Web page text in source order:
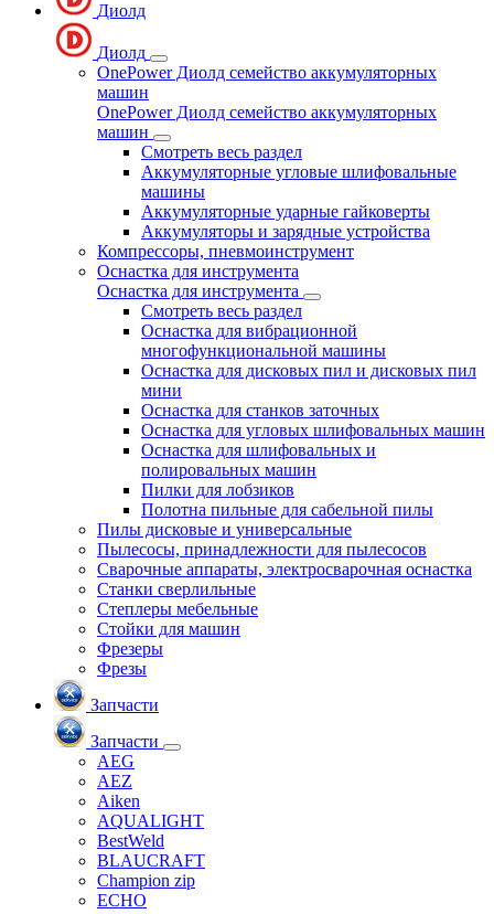
Диолд
Диолд
OnePower Диолд семейство аккумуляторных
машин
OnePower Диолд семейство аккумуляторных
машин
Смотреть весь раздел
Аккумуляторные угловые шлифовальные
машины
Аккумуляторные ударные гайковерты
Аккумуляторы и зарядные устройства
Компрессоры, пневмоинструмент
Оснастка для инструмента
Оснастка для инструмента
Смотреть весь раздел
Оснастка для вибрационной
многофункциональной машины
Оснастка для дисковых пил и дисковых пил
мини
Оснастка для станков заточных
Оснастка для угловых шлифовальных машин
Оснастка для шлифовальных и
полировальных машин
Пилки для лобзиков
Полотна пильные для сабельной пилы
Пилы дисковые и универсальные
Пылесосы, принадлежности для пылесосов
Сварочные аппараты, электросварочная оснастка
Станки сверлильные
Степлеры мебельные
Стойки для машин
Фрезеры
Фрезы
Запчасти
Запчасти
AEG
AEZ
Aiken
AQUALIGHT
BestWeld
BLAUCRAFT
Champion zip
ECHO